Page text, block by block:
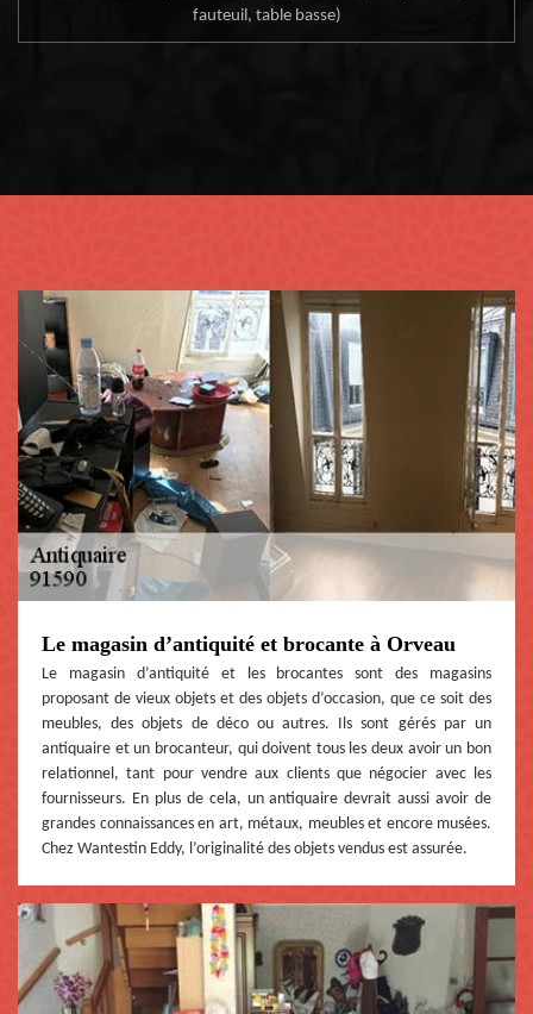
fauteuil, table basse)
Le magasin d’antiquité et brocante à Orveau
Le magasin d’antiquité et les brocantes sont des magasins
proposant de vieux objets et des objets d’occasion, que ce soit des
meubles, des objets de déco ou autres. Ils sont gérés par un
antiquaire et un brocanteur, qui doivent tous les deux avoir un bon
relationnel, tant pour vendre aux clients que négocier avec les
fournisseurs. En plus de cela, un antiquaire devrait aussi avoir de
grandes connaissances en art, métaux, meubles et encore musées.
Chez Wantestin Eddy, l’originalité des objets vendus est assurée.